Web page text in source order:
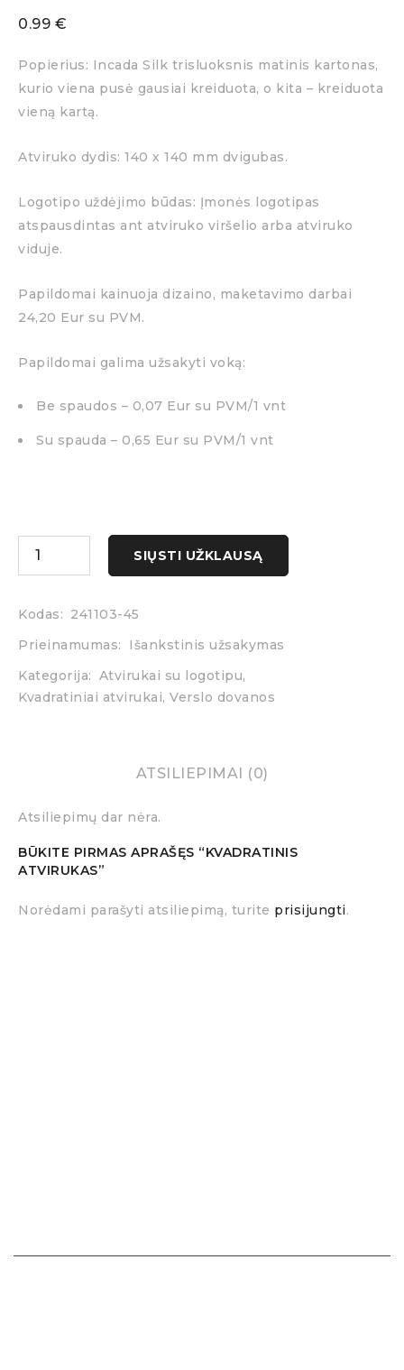
0.99 €
Popierius: Incada Silk trisluoksnis matinis kartonas,
kurio viena pusė gausiai kreiduota, o kita – kreiduota
vieną kartą.
Atviruko dydis: 140 x 140 mm dvigubas.
Logotipo uždėjimo būdas: Įmonės logotipas
atspausdintas ant atviruko viršelio arba atviruko
viduje.
Papildomai kainuoja dizaino, maketavimo darbai
24,20 Eur su PVM.
Papildomai galima užsakyti voką:
Be spaudos – 0,07 Eur su PVM/1 vnt
Su spauda – 0,65 Eur su PVM/1 vnt
SIŲSTI UŽKLAUSĄ
Kodas: 241103-45
Prieinamumas:
Išankstinis užsakymas
Kategorija: Atvirukai su logotipu,
Kvadratiniai atvirukai, Verslo dovanos
ATSILIEPIMAI (0)
Atsiliepimų dar nėra.
BŪKITE PIRMAS APRAŠĘS “KVADRATINIS
ATVIRUKAS”
Norėdami parašyti atsiliepimą, turite prisijungti.